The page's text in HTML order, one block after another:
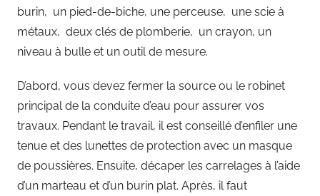
burin, un pied-de-biche, une perceuse, une scie à
métaux, deux clés de plomberie, un crayon, un
niveau à bulle et un outil de mesure.
D’abord, vous devez fermer la source ou le robinet
principal de la conduite d’eau pour assurer vos
travaux. Pendant le travail, il est conseillé d’enfiler une
tenue et des lunettes de protection avec un masque
de poussières. Ensuite, décaper les carrelages à l’aide
d’un marteau et d’un burin plat. Après, il faut